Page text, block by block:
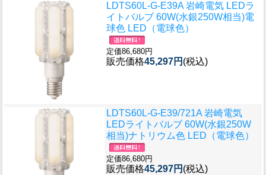
LDTS60L-G-E39A 岩崎電気 LEDラ
イトバルブ 60W(水銀250W相当)電
球色 LED（電球色）
定価86,680円
販売価格45,297円 (税込)
LDTS60L-G-E39/721A 岩崎電気
LEDライトバルブ 60W(水銀250W
相当)ナトリウム色 LED（電球色）
定価86,680円
販売価格45,297円 (税込)